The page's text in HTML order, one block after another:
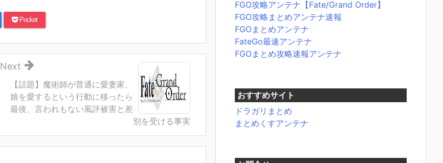
Pocket
【話題】魔術師が普通に愛妻家、
娘を愛するという行動に移ったら
最後、言われもない風評被害と差
別を受ける事実
Next
FGO攻略アンテナ【Fate/Grand Order】
FGO攻略まとめアンテナ速報
FGOまとめアンテナ
FateGo最速アンテナ
FGOまとめ攻略速報アンテナ
おすすめサイト
ドラガリまとめ
まとめくすアンテナ